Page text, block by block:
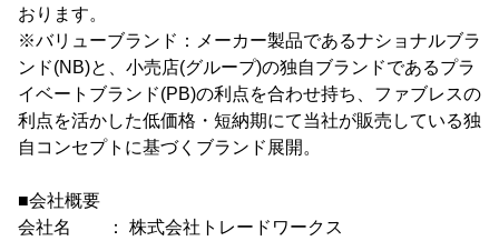
おります。
※バリューブランド：メーカー製品であるナショナルブラ
ンド(NB)と、小売店(グループ)の独自ブランドであるプラ
イベートブランド(PB)の利点を合わせ持ち、ファブレスの
利点を活かした低価格・短納期にて当社が販売している独
自コンセプトに基づくブランド展開。
■会社概要
会社名 ： 株式会社トレードワークス